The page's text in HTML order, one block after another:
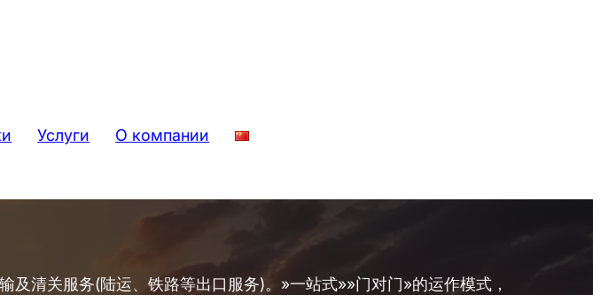
Услуги О компании
清关服务(陆运、铁路等出口服务)。»一站式»»门对门»的运作模式，